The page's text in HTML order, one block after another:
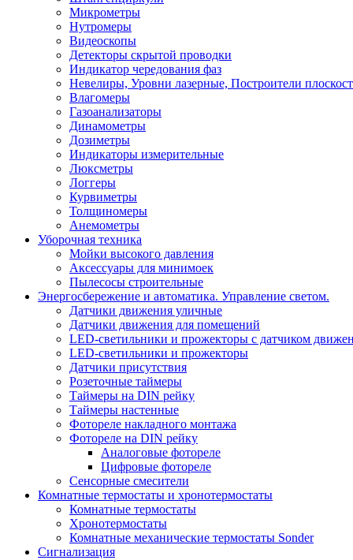
Микрометры
Нутромеры
Видеоскопы
Детекторы скрытой проводки
Индикатор чередования фаз
Невелиры, Уровни лазерные, Построители
Влагомеры
Газоанализаторы
Динамометры
Дозиметры
Индикаторы измерительные
Люксметры
Логгеры
Курвиметры
Толщиномеры
Анемометры
Уборочная техника
Мойки высокого давления
Аксессуары для минимоек
Пылесосы строительные
Энергосбережение и автоматика. Управление светом.
Датчики движения уличные
Датчики движения для помещений
LED-светильники и прожекторы с датчиком
LED-светильники и прожекторы
Датчики присутствия
Розеточные таймеры
Таймеры на DIN рейку
Таймеры настенные
Фотореле накладного монтажа
Фотореле на DIN рейку
Аналоговые фотореле
Цифровые фотореле
Сенсорные смесители
Комнатные термостаты и хронотермостаты
Комнатные термостаты
Хронотермостаты
Комнатные механические термостаты Sonder
Сигнализация